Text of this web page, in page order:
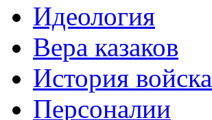
Идеология
Вера казаков
История войска
Персоналии